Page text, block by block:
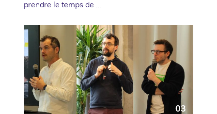
prendre le temps de …
03